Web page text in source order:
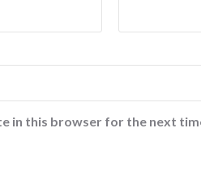
in this browser for the next